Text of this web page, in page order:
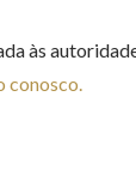
às
conosco.